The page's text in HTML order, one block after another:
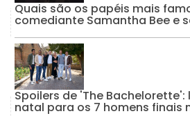
Quais são os papéis mais
comediante Samantha Bee e
Spoilers de 'The
natal para os 7 homens finais